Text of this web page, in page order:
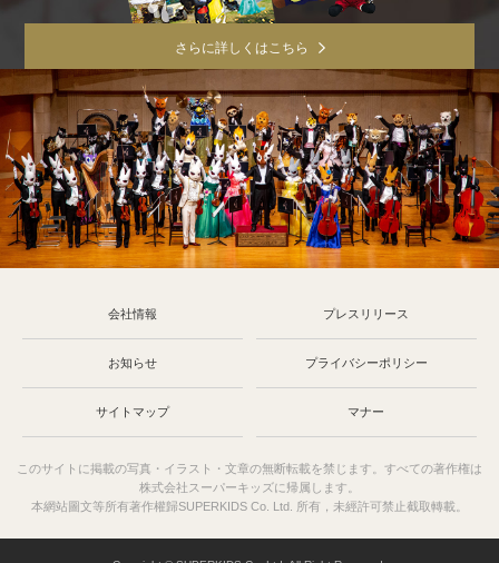
さらに詳しくはこちら
会社情報 プレスリリース
お知らせ プライバシーポリシー
サイトマップ マナー
このサイトに掲載の写真・イラスト・文章の無断転載を禁じます。すべての著作権は
株式会社スーパーキッズに帰属します。
本網站圖文等所有著作權歸SUPERKIDS Co. Ltd. 所有，未經許可禁止截取轉載。